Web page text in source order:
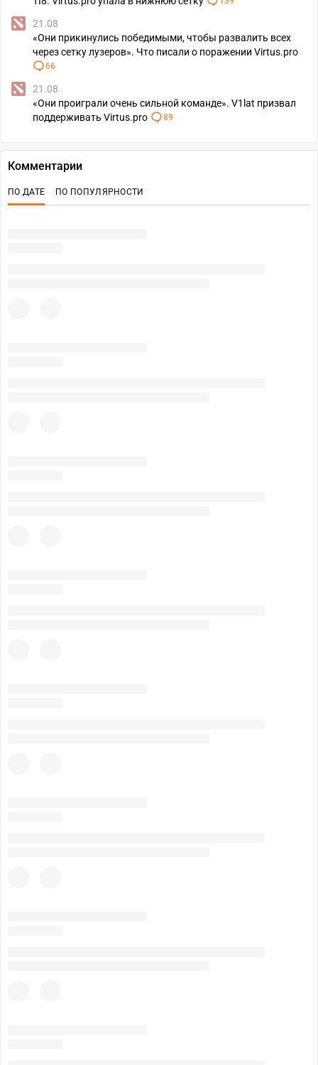
21.08
«Они прикинулись победимыми, чтобы развалить всех
через сетку лузеров». Что писали о поражении Virtus.pro
66
21.08
«Они проиграли очень сильной команде». V1lat призвал
поддерживать Virtus.pro
89
Комментарии
ПО ДАТЕ ПО ПОПУЛЯРНОСТИ